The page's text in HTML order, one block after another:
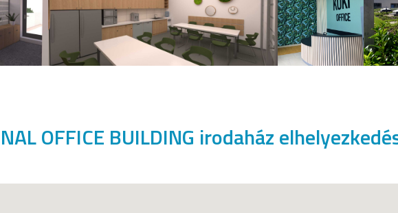
OFFICE BUILDING irodaház